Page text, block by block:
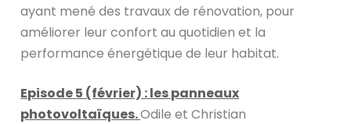
ayant mené des travaux de rénovation, pour
améliorer leur confort au quotidien et la
performance énergétique de leur habitat.
Episode 5 (février) : les panneaux
photovoltaïques.Odile et Christian